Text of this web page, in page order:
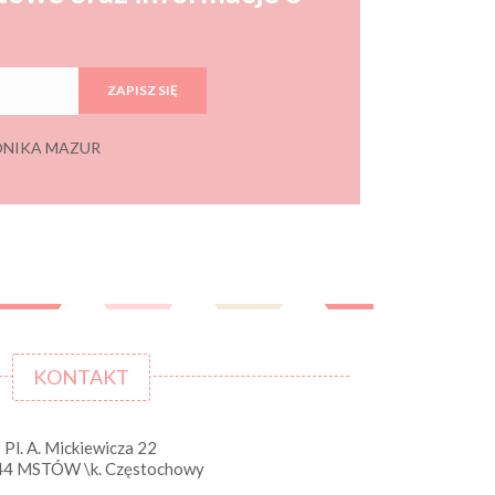
ZAPISZ SIĘ
MAZUR
KONTAKT
Pl. A. Mickiewicza 22
MSTÓW \k. Częstochowy